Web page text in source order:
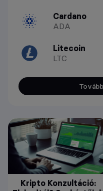
Cardano
ADA
Litecoin
LTC
Kripto Konzultáció: